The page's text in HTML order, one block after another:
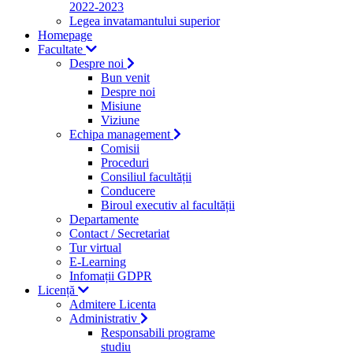
2022-2023
Legea invatamantului superior
Homepage
Facultate
Despre noi
Bun venit
Despre noi
Misiune
Viziune
Echipa management
Comisii
Proceduri
Consiliul facultății
Conducere
Biroul executiv al facultății
Departamente
Contact / Secretariat
Tur virtual
E-Learning
Infomații GDPR
Licență
Admitere Licenta
Administrativ
Responsabili programe
studiu